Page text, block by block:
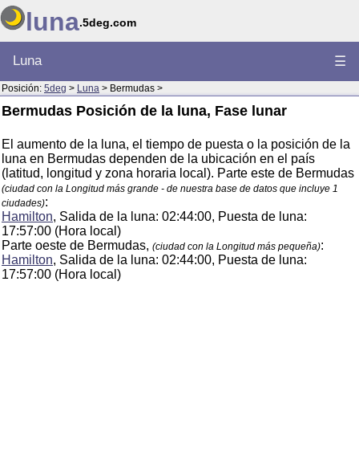
luna.5deg.com
Luna ☰
Posición: 5deg > Luna > Bermudas >
Bermudas Posición de la luna, Fase lunar
El aumento de la luna, el tiempo de puesta o la posición de la
luna en Bermudas dependen de la ubicación en el país
(latitud, longitud y zona horaria local). Parte este de Bermudas
(ciudad con la Longitud más grande - de nuestra base de datos que incluye 1
ciudades):
Hamilton, Salida de la luna: 02:44:00, Puesta de luna:
17:57:00 (Hora local)
Parte oeste de Bermudas, (ciudad con la Longitud más pequeña):
Hamilton, Salida de la luna: 02:44:00, Puesta de luna:
17:57:00 (Hora local)